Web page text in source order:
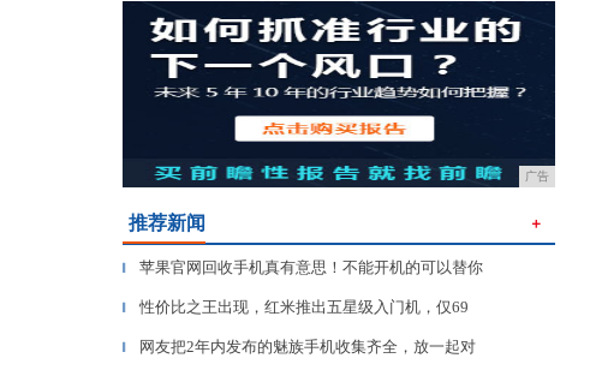
广告
推荐新闻 ＋
▎ 苹果官网回收手机真有意思！不能开机的可以替你
▎ 性价比之王出现，红米推出五星级⼊⻔机，仅69
▎ 网友把2年内发布的魅族手机收集齐全，放一起对